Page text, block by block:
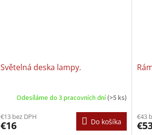
Světelná deska lampy.
Odesíláme do 3 pracovních dní(>5 ks)
€13 bez DPH
€16 Do košíka
€43